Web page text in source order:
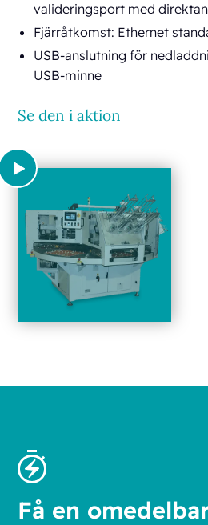
valideringsport med
Fjärråtkomst: Ethernet
USB-anslutning för
USB-minne
Se den i aktion
Få en